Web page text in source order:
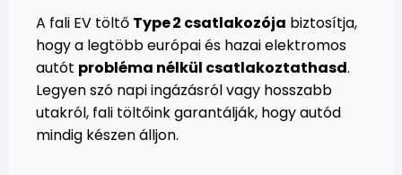
A fali EV töltő Type 2 csatlakozója biztosítja,
hogy a legtöbb európai és hazai elektromos
autót probléma nélkül csatlakoztathasd.
Legyen szó napi ingázásról vagy hosszabb
utakról, fali töltőink garantálják, hogy autód
mindig készen álljon.